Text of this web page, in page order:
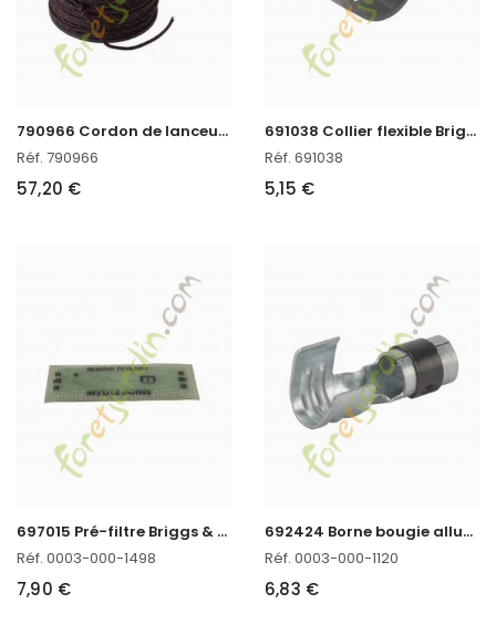
7
90966 Cordon de lanceur Ø3,6mm x 61m
Réf. 790966
57,20 €
6
91038 Collier flexible Briggs & Stratton
Réf. 691038
5,15 €
6
97015 Pré-filtre Briggs & Stratton
Réf. 0003-000-1498
7,90 €
6
92424 Borne bougie allumage Briggs & Stratton
Réf. 0003-000-1120
6,83 €